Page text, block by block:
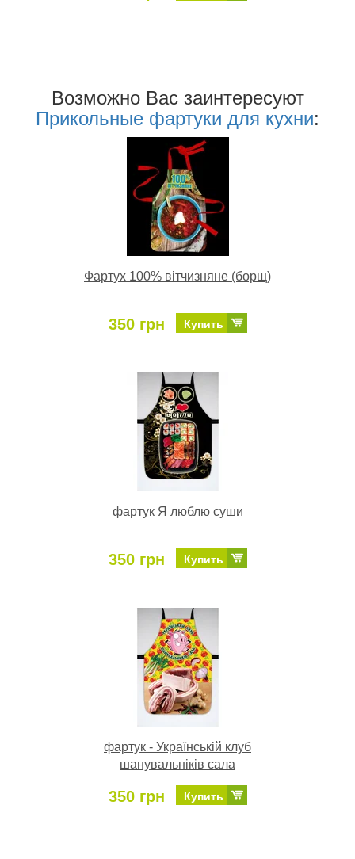
Возможно Ваc заинтересуют
Прикольные фартуки для кухни:
Фартух 100% вітчизняне (борщ)
350 грн Купить
фартук Я люблю суши
350 грн Купить
фартук - Українській клуб
шанувальніків сала
350 грн Купить